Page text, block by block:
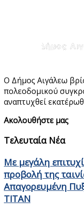
Ο Δήμος Αιγάλεω
πολεοδομικού
αναπτυχθεί
Ακολουθήστε μας
Τελευταία Νέα
Με μεγάλη
προβολή της
Απαγορευμένη
ΤΙΤΑΝ